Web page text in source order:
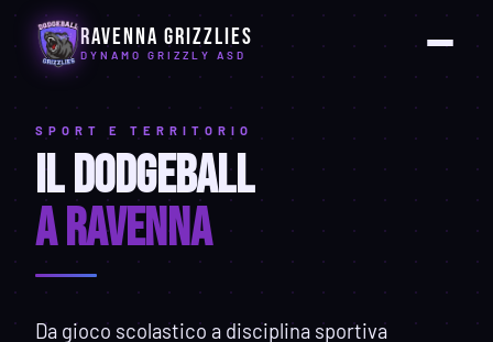
Ravenna Grizzlies
DYNAMO GRIZZLY ASD
SPORT E TERRITORIO
IL DODGEBALL
A RAVENNA
Da gioco scolastico a disciplina sportiva